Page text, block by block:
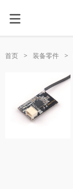
首页 > 装备零件 >